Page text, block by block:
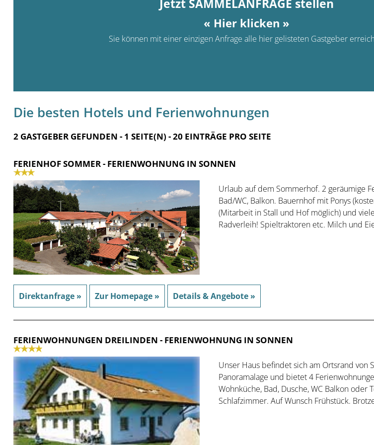
Jetzt SAMMELANFRAGE stellen
« Hier klicken »
Sie können mit einer einzigen Anfrage alle hier gelisteten Gastgeber
Die besten Hotels und Ferienwohnungen
2 GASTGEBER GEFUNDEN - 1 SEITE(N) - 20 EINTRÄGE PRO SEITE
FERIENHOF SOMMER- FERIENWOHNUNG IN SONNEN
Urlaub auf dem Sommerhof. 2 geräumige
Bad/WC, Balkon. Bauernhof mit Ponys
(Mitarbeit in Stall und Hof möglich) und
Radverleih! Spieltraktoren etc. Milch und
Direktanfrage » Zur Homepage » Details & Angebote »
FERIENWOHNUNGEN DREILINDEN - FERIENWOHNUNG IN SONNEN
Unser Haus befindet sich am Ortsrand von
Panoramalage und bietet 4
Wohnküche, Bad, Dusche, WC Balkon oder
Schlafzimmer. Auf Wunsch Frühstück.